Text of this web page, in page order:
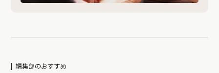
編集部のおすすめ